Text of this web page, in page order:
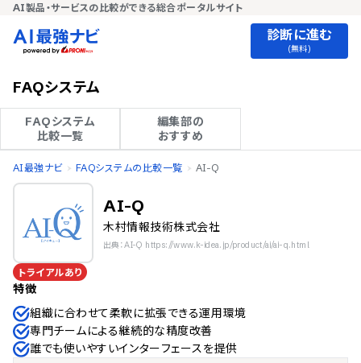
AI製品・サービスの比較ができる総合ポータルサイト
診断に進む
(無料)
FAQシステム
FAQシステム
比較一覧
編集部の
おすすめ
AI最強ナビ FAQシステムの比較一覧 AI-Q
AI-Q
木村情報技術株式会社
出典：AI-Q https://www.k-idea.jp/product/ai/ai-q.html
トライアルあり
特徴
組織に合わせて柔軟に拡張できる運用環境
専門チームによる継続的な精度改善
誰でも使いやすいインターフェースを提供